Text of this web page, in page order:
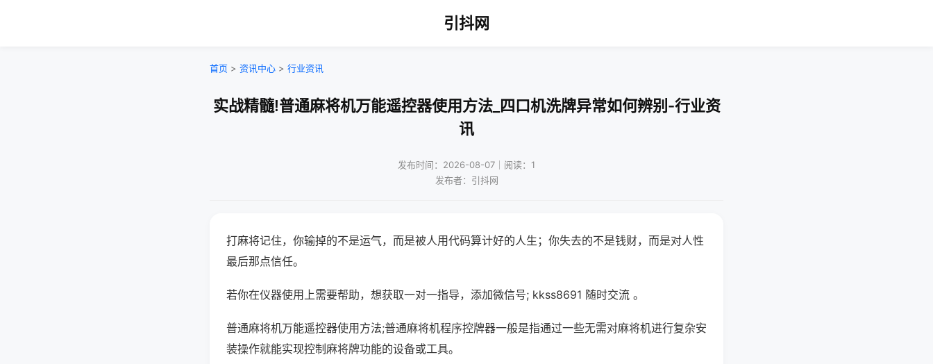
引抖网
首页 > 资讯中心 > 行业资讯
实战精髓!普通麻将机万能遥控器使用方法_四口机洗牌异常如何辨别-行业资
讯
发布时间：2026-08-07｜阅读：1
发布者：引抖网
打麻将记住，你输掉的不是运气，而是被人用代码算计好的人生；你失去的不是钱财，而是对人性
最后那点信任。
若你在仪器使用上需要帮助，想获取一对一指导，添加微信号; kkss8691 随时交流 。
普通麻将机万能遥控器使用方法;普通麻将机程序控牌器一般是指通过一些无需对麻将机进行复杂安
装操作就能实现控制麻将牌功能的设备或工具。